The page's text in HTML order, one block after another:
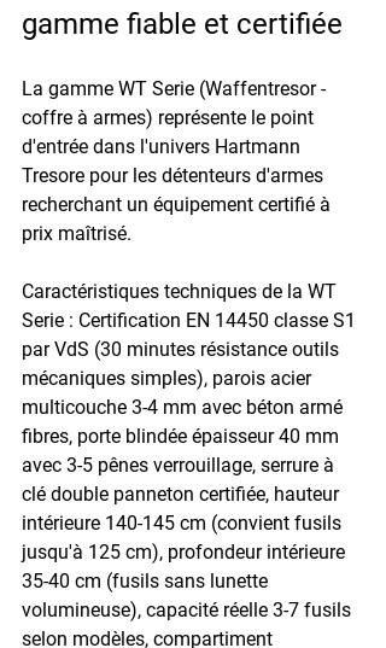
gamme fiable et certifiée
La gamme WT Serie (Waffentresor -
coffre à armes) représente le point
d'entrée dans l'univers Hartmann
Tresore pour les détenteurs d'armes
recherchant un équipement certifié à
prix maîtrisé.
Caractéristiques techniques de la WT
Serie : Certification EN 14450 classe S1
par VdS (30 minutes résistance outils
mécaniques simples), parois acier
multicouche 3-4 mm avec béton armé
fibres, porte blindée épaisseur 40 mm
avec 3-5 pênes verrouillage, serrure à
clé double panneton certifiée, hauteur
intérieure 140-145 cm (convient fusils
jusqu'à 125 cm), profondeur intérieure
35-40 cm (fusils sans lunette
volumineuse), capacité réelle 3-7 fusils
selon modèles, compartiment